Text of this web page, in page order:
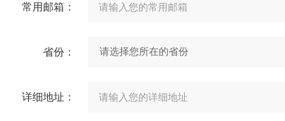
常用邮箱：
省份：
详细地址：